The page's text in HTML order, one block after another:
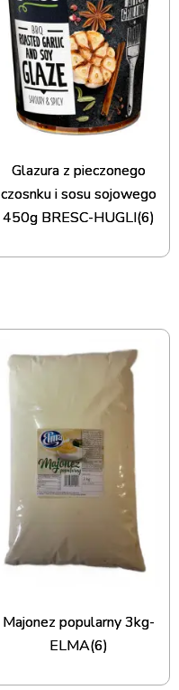
Glazura z pieczonego
czosnku i sosu sojowego
450g BRESC-HUGLI(6)
Majonez popularny 3kg-
ELMA(6)